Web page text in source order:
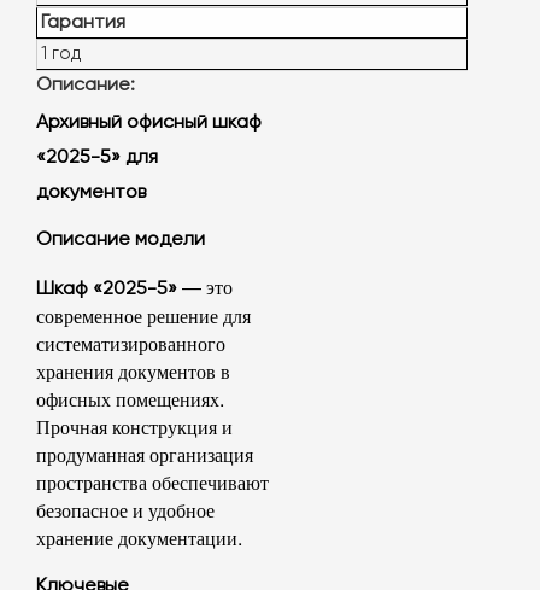
Гарантия
1 год
Описание:
Архивный офисный шкаф
«2025-5» для
документов
Описание модели
Шкаф «2025-5» — это
современное решение для
систематизированного
хранения документов в
офисных помещениях.
Прочная конструкция и
продуманная организация
пространства обеспечивают
безопасное и удобное
хранение документации.